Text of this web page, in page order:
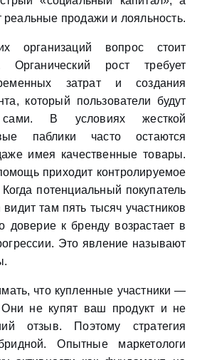
реальные продажи и лояльность.
организаций вопрос стоит
Органический рост требует
затрат и создания
который пользователи будут
сами. В условиях жесткой
паблики часто остаются
имея качественные товары.
приходит контролируемое
потенциальный покупатель
видит там пять тысяч участников
доверие к бренду возрастает в
Это явление называют
что купленные участники —
не купят ваш продукт и не
отзыв. Поэтому стратегия
Опытные маркетологи